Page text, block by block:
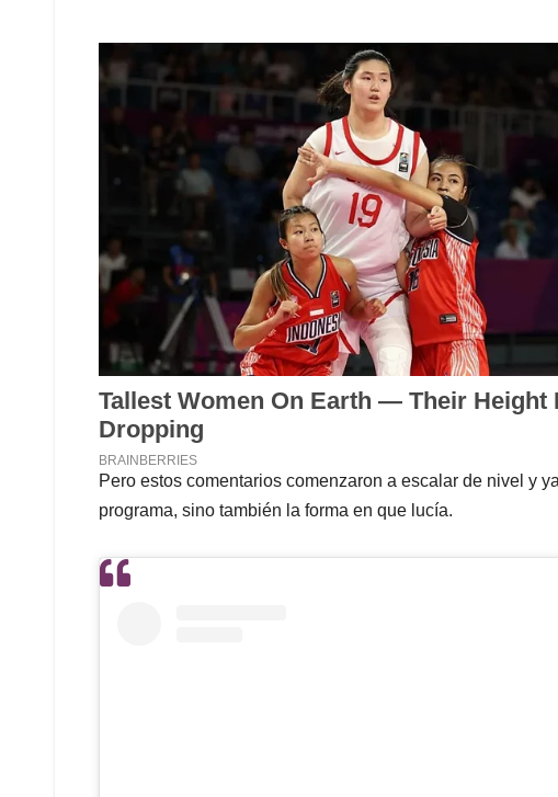
Pero estos comentarios comenzaron a escalar de nivel y
programa, sino también la forma en que lucía.